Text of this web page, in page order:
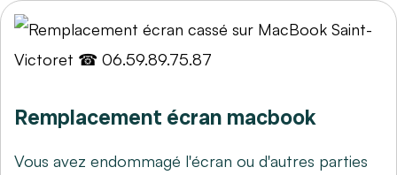
Remplacement écran macbook
Vous avez endommagé l'écran ou d'autres parties